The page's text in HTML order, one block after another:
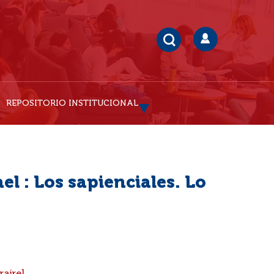
REPOSITORIO INSTITUCIONAL
: Los sapienciales. Lo